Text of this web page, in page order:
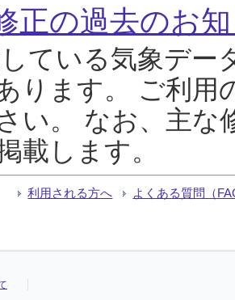
正の過去のお
ている気象デー
ります。 ご利用
い。 なお、主な
載します。
利用される方へ よくある質問（